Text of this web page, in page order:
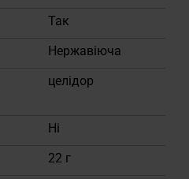
Так
Нержавіюча
целідор
Ні
22 г